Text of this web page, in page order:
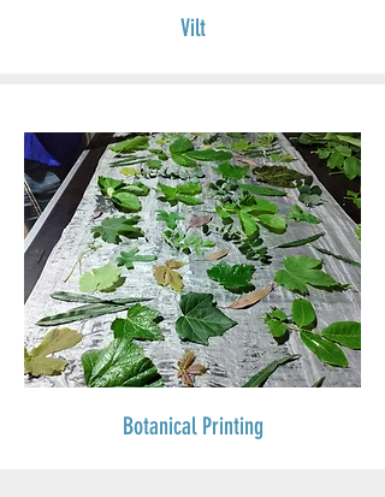
Vilt
Botanical Printing